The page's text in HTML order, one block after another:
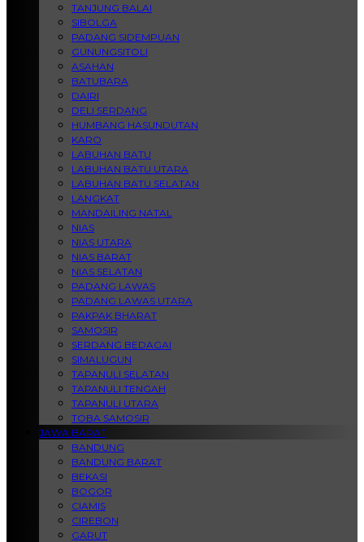
TANJUNG BALAI
SIBOLGA
PADANG SIDEMPUAN
GUNUNGSITOLI
ASAHAN
BATUBARA
DAIRI
DELI SERDANG
HUMBANG HASUNDUTAN
KARO
LABUHAN BATU
LABUHAN BATU UTARA
LABUHAN BATU SELATAN
LANGKAT
MANDAILING NATAL
NIAS
NIAS UTARA
NIAS BARAT
NIAS SELATAN
PADANG LAWAS
PADANG LAWAS UTARA
PAKPAK BHARAT
SAMOSIR
SERDANG BEDAGAI
SIMALUGUN
TAPANULI SELATAN
TAPANULI TENGAH
TAPANULI UTARA
TOBA SAMOSIR
JAWA BARAT
BANDUNG
BANDUNG BARAT
BEKASI
BOGOR
CIAMIS
CIREBON
GARUT